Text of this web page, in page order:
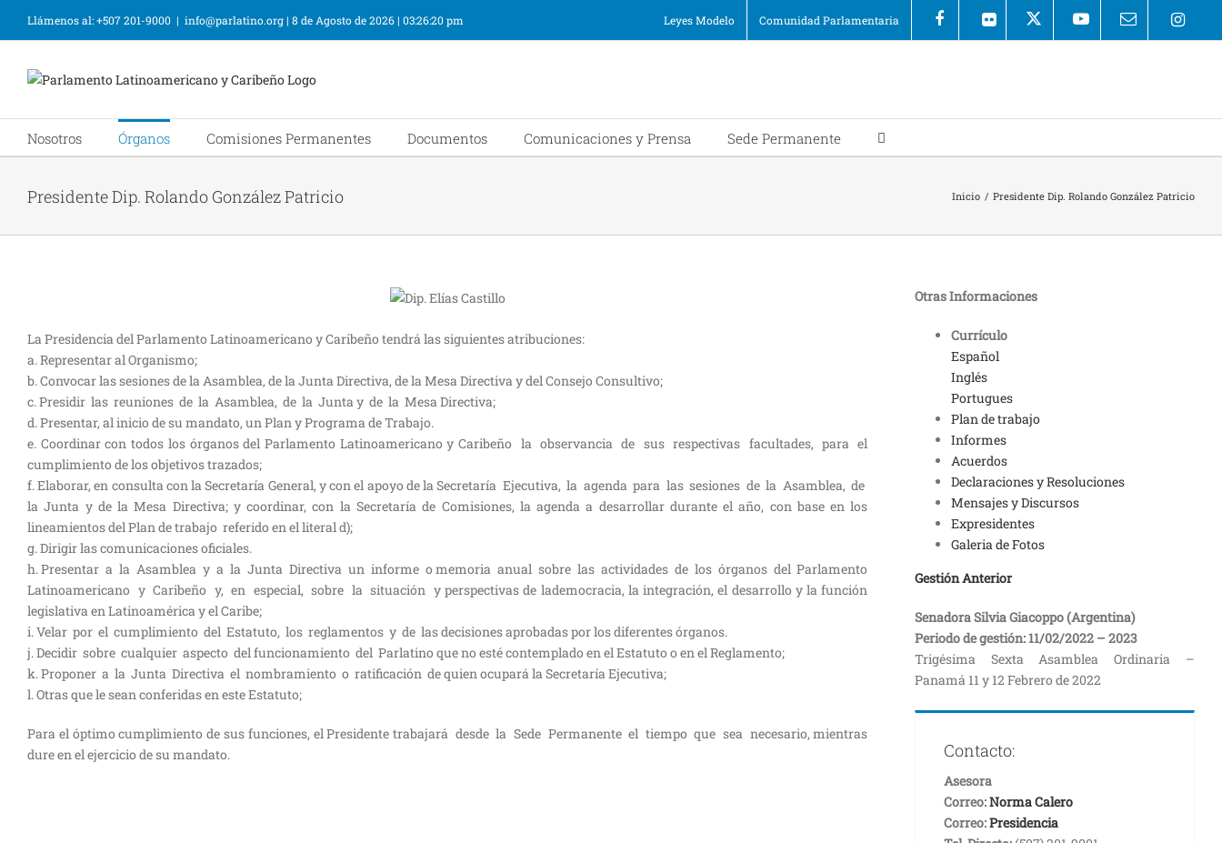
Llámenos al: +507 201-9000 | info@parlatino.org| 8 de Agosto de 2026| 03:26:20 pm Leyes Modelo Comunidad Parlamentaria
Nosotros Órganos Comisiones Permanentes Documentos Comunicaciones y Prensa Sede Permanente
Presidente Dip. Rolando González Patricio Inicio / Presidente Dip. Rolando González Patricio
La Presidencia del Parlamento Latinoamericano y Caribeño tendrá las siguientes atribuciones:
a. Representar al Organismo;
b. Convocar las sesiones de la Asamblea, de la Junta Directiva, de la Mesa Directiva y del Consejo Consultivo;
c. Presidir las reuniones de la Asamblea, de la Junta y de la Mesa Directiva;
d. Presentar, al inicio de su mandato, un Plan y Programa de Trabajo.
e. Coordinar con todos los órganos del Parlamento Latinoamericano y Caribeño la observancia de sus respectivas facultades, para el
cumplimiento de los objetivos trazados;
f. Elaborar, en consulta con la Secretaría General, y con el apoyo de la Secretaría Ejecutiva, la agenda para las sesiones de la Asamblea, de
la Junta y de la Mesa Directiva; y coordinar, con la Secretaría de Comisiones, la agenda a desarrollar durante el año, con base en los
lineamientos del Plan de trabajo referido en el literal d);
g. Dirigir las comunicaciones oficiales.
h. Presentar a la Asamblea y a la Junta Directiva un informe o memoria anual sobre las actividades de los órganos del Parlamento
Latinoamericano y Caribeño y, en especial, sobre la situación y perspectivas de lademocracia, la integración, el desarrollo y la función
legislativa en Latinoamérica y el Caribe;
i. Velar por el cumplimiento del Estatuto, los reglamentos y de las decisiones aprobadas por los diferentes órganos.
j. Decidir sobre cualquier aspecto del funcionamiento del Parlatino que no esté contemplado en el Estatuto o en el Reglamento;
k. Proponer a la Junta Directiva el nombramiento o ratificación de quien ocupará la Secretaría Ejecutiva;
l. Otras que le sean conferidas en este Estatuto;
Para el óptimo cumplimiento de sus funciones, el Presidente trabajará desde la Sede Permanente el tiempo que sea necesario, mientras
dure en el ejercicio de su mandato.
Otras Informaciones
Currículo
Español
Inglés
Portugues
Plan de trabajo
Informes
Acuerdos
Declaraciones y Resoluciones
Mensajes y Discursos
Expresidentes
Galeria de Fotos
Gestión Anterior
Senadora Silvia Giacoppo (Argentina)
Periodo de gestión: 11/02/2022 – 2023
Trigésima Sexta Asamblea Ordinaria –
Panamá 11 y 12 Febrero de 2022
Contacto:
Asesora
Correo:Norma Calero
Correo:Presidencia